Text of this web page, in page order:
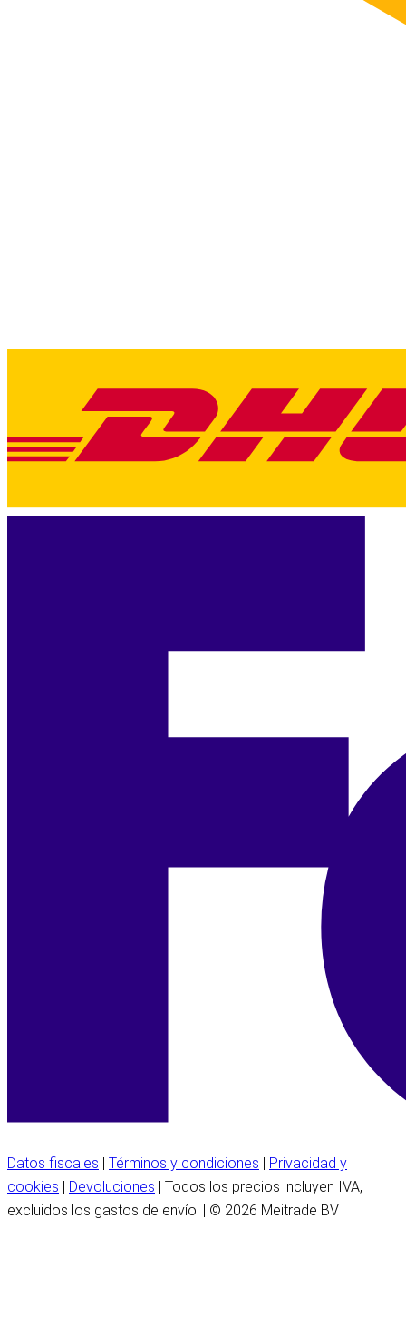
Datos fiscales | Términos y condiciones | Privacidad y
cookies | Devoluciones | Todos los precios incluyen IVA,
excluidos los gastos de envío. | © 2026 Meitrade BV